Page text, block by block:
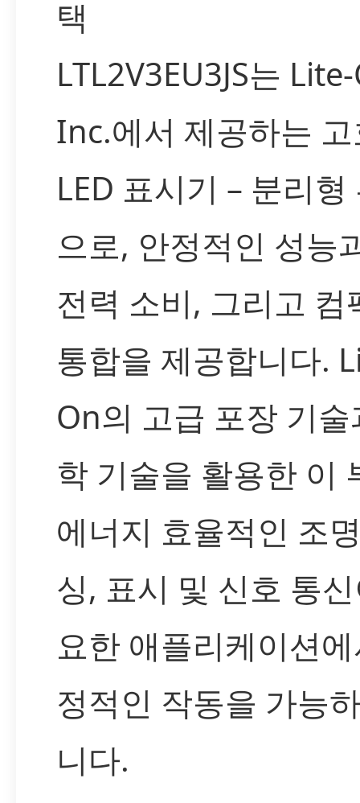
택
LTL2V3EU3JS는
Inc.에서 제공하는
LED 표시기 – 분리형
으로, 안정적인 성능
전력 소비, 그리고 컴
통합을 제공합니다.
On의 고급 포장 기술
학 기술을 활용한 이
에너지 효율적인 조
싱, 표시 및 신호 통
요한 애플리케이션
정적인 작동을 가능
니다.